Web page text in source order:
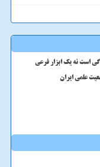
است نه یک ابزار فرعی
علمی ایران